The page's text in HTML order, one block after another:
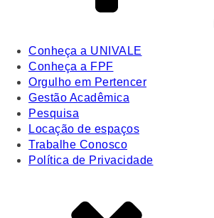
Conheça a UNIVALE
Conheça a FPF
Orgulho em Pertencer
Gestão Acadêmica
Pesquisa
Locação de espaços
Trabalhe Conosco
Política de Privacidade